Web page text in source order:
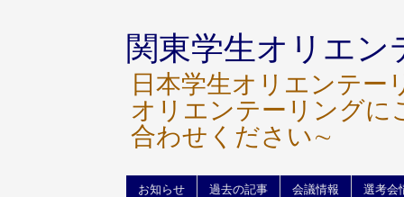
関東学生オリエン
日本学生オリエンテ
オリエンテーリングに
合わせください∼
お知らせ 過去の記事 会議情報 選考会